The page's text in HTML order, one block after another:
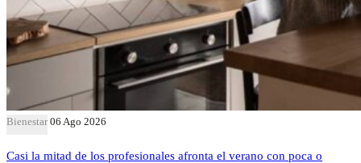
Bienestar 06 Ago 2026
Casi la mitad de los profesionales afronta el verano con poca o